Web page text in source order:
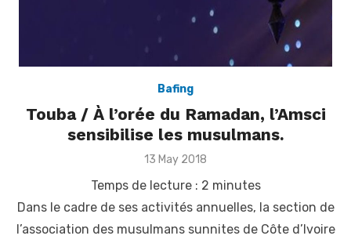
Bafing
Touba / À l’orée du Ramadan, l’Amsci
sensibilise les musulmans.
Posted
13 May 2018
Temps de lecture : 2 minutes
Dans le cadre de ses activités annuelles, la section de
l’association des musulmans sunnites de Côte d’Ivoire